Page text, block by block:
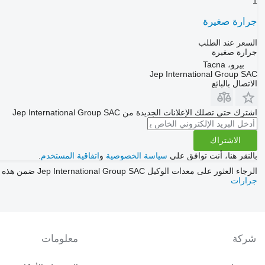
جرارة صغيرة
السعر عند الطلب
جرارة صغيرة
بيرو، Tacna
Jep International Group SAC
الاتصال بالبائع
اشترك حتى تصلك الإعلانات الجديدة من Jep International Group SAC
الاشتراك
بالنقر هنا، أنت توافق على سياسة الخصوصية واتفاقية المستخدم
الرجاء العثور على معدات الوكيل Jep International Group SAC ضمن هذه الفئات
جرارات
شركة معلومات